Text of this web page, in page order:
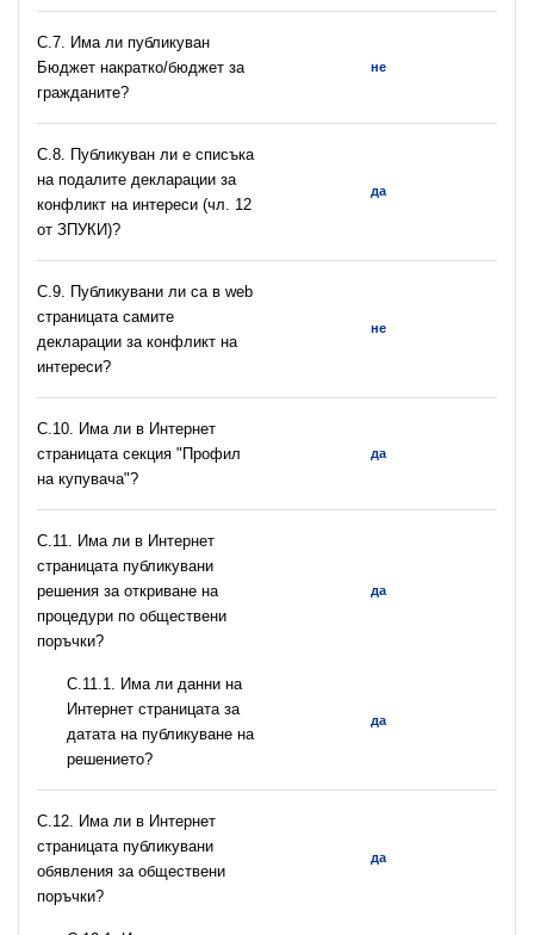
С.7. Има ли публикуван
Бюджет накратко/бюджет за
гражданите?
не
C.8. Публикуван ли е списъка
на подалите декларации за
конфликт на интереси (чл. 12
от ЗПУКИ)?
да
C.9. Публикувани ли са в web
страницата самите
декларации за конфликт на
интереси?
не
C.10. Има ли в Интернет
страницата секция "Профил
на купувача"?
да
С.11. Има ли в Интернет
страницата публикувани
решения за откриване на
процедури по обществени
поръчки?
да
С.11.1. Има ли данни на
Интернет страницата за
датата на публикуване на
решението?
да
С.12. Има ли в Интернет
страницата публикувани
обявления за обществени
поръчки?
да